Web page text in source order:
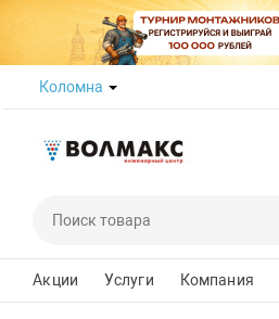
Коломна
Акции Услуги Компания